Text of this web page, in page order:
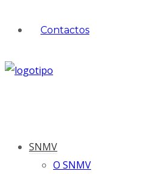
Contactos
SNMV
O SNMV